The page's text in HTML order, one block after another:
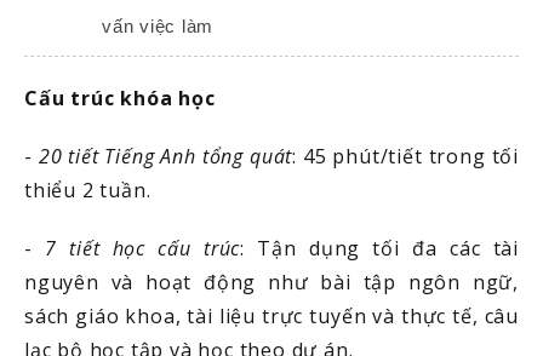
vấn việc làm
Cấu trúc khóa học
- 20 tiết Tiếng Anh tổng quát: 45 phút/tiết trong tối
thiểu 2 tuần.
- 7 tiết học cấu trúc: Tận dụng tối đa các tài
nguyên và hoạt động như bài tập ngôn ngữ,
sách giáo khoa, tài liệu trực tuyến và thực tế, câu
lạc bộ học tập và học theo dự án.